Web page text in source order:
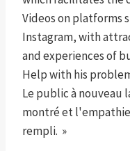
Videos on platforms
Instagram, with
and experiences of
Help with his
Le public à nouveau
montré et
rempli. »